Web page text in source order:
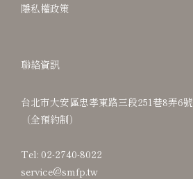
隱私權政策
聯絡資訊
台北市大安區忠孝東路三段251巷8弄6號
（全預約制）
Tel: 02-2740-8022
service@smfp.tw